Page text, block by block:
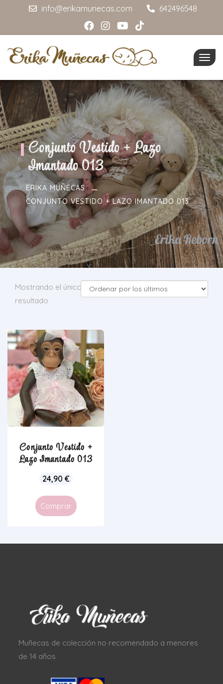
info@erikamunecas.com 642496548
Conjunto Vestido + Lazo
Imantado 013
ERIKA MUÑECAS
CONJUNTO VESTIDO + LAZO IMANTADO 013
Mostrando el único
resultado
Conjunto Vestido +
Lazo Imantado 013
24,90 €
Comprar
Muñecas de colección no recomendado a menores
de 14 años